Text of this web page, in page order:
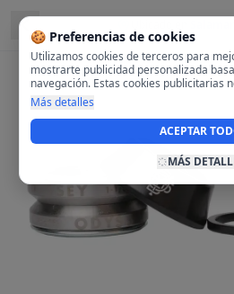
🍪 Preferencias de cookies
Utilizamos cookies de terceros para
mostrarte publicidad personalizada
navegación. Estas cookies publicitarias
analizar tu navegación en nuestra
mostrarte anuncios relevantes para ti. Al
de cookies para fines publicitarios y la
tus datos de navegación, incluyendo la
Más detalles
ACEPTAR
MÁS